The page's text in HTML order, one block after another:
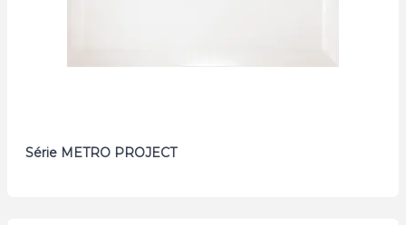
Série METRO PROJECT